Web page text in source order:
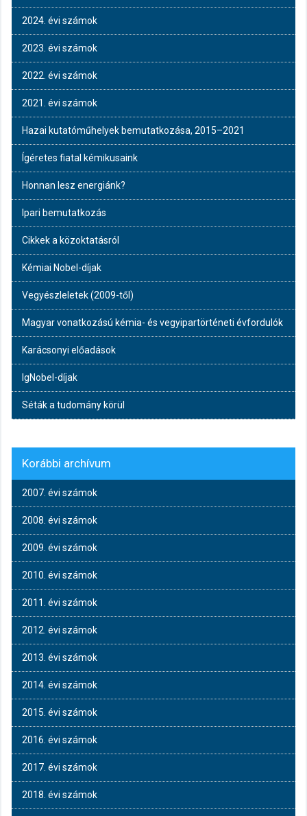
2024. évi számok
2023. évi számok
2022. évi számok
2021. évi számok
Hazai kutatóműhelyek bemutatkozása, 2015–2021
Ígéretes fiatal kémikusaink
Honnan lesz energiánk?
Ipari bemutatkozás
Cikkek a közoktatásról
Kémiai Nobel-díjak
Vegyészleletek (2009-től)
Magyar vonatkozású kémia- és vegyipartörténeti évfordulók
Karácsonyi előadások
IgNobel-díjak
Séták a tudomány körül
Korábbi archívum
2007. évi számok
2008. évi számok
2009. évi számok
2010. évi számok
2011. évi számok
2012. évi számok
2013. évi számok
2014. évi számok
2015. évi számok
2016. évi számok
2017. évi számok
2018. évi számok